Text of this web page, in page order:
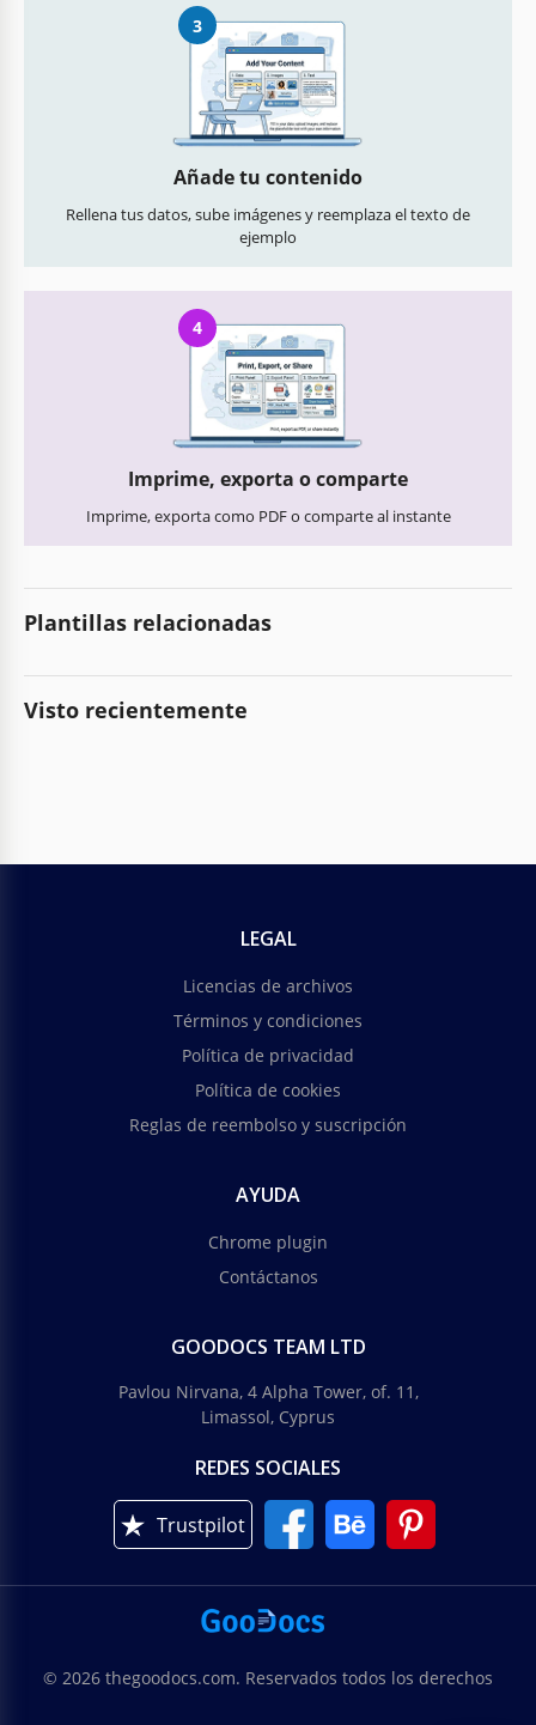
3
Añade tu contenido
Rellena tus datos, sube imágenes y reemplaza el texto de
ejemplo
4
Imprime, exporta o comparte
Imprime, exporta como PDF o comparte al instante
Plantillas relacionadas
Visto recientemente
LEGAL
Licencias de archivos
Términos y condiciones
Política de privacidad
Política de cookies
Reglas de reembolso y suscripción
AYUDA
Chrome plugin
Contáctanos
GOODOCS TEAM LTD
Pavlou Nirvana, 4 Alpha Tower, of. 11,
Limassol, Cyprus
REDES SOCIALES
Trustpilot
© 2026 thegoodocs.com. Reservados todos los derechos